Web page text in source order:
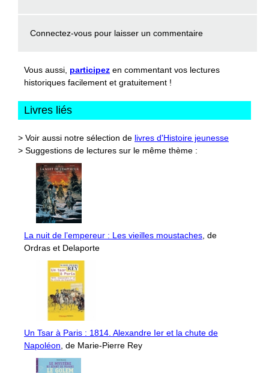
Connectez-vous pour laisser un commentaire
Vous aussi, participez en commentant vos lectures
historiques facilement et gratuitement !
Livres liés
> Voir aussi notre sélection de livres d'Histoire jeunesse
> Suggestions de lectures sur le même thème :
La nuit de l’empereur : Les vieilles moustaches, de
Ordras et Delaporte
Un Tsar à Paris : 1814. Alexandre Ier et la chute de
Napoléon, de Marie-Pierre Rey